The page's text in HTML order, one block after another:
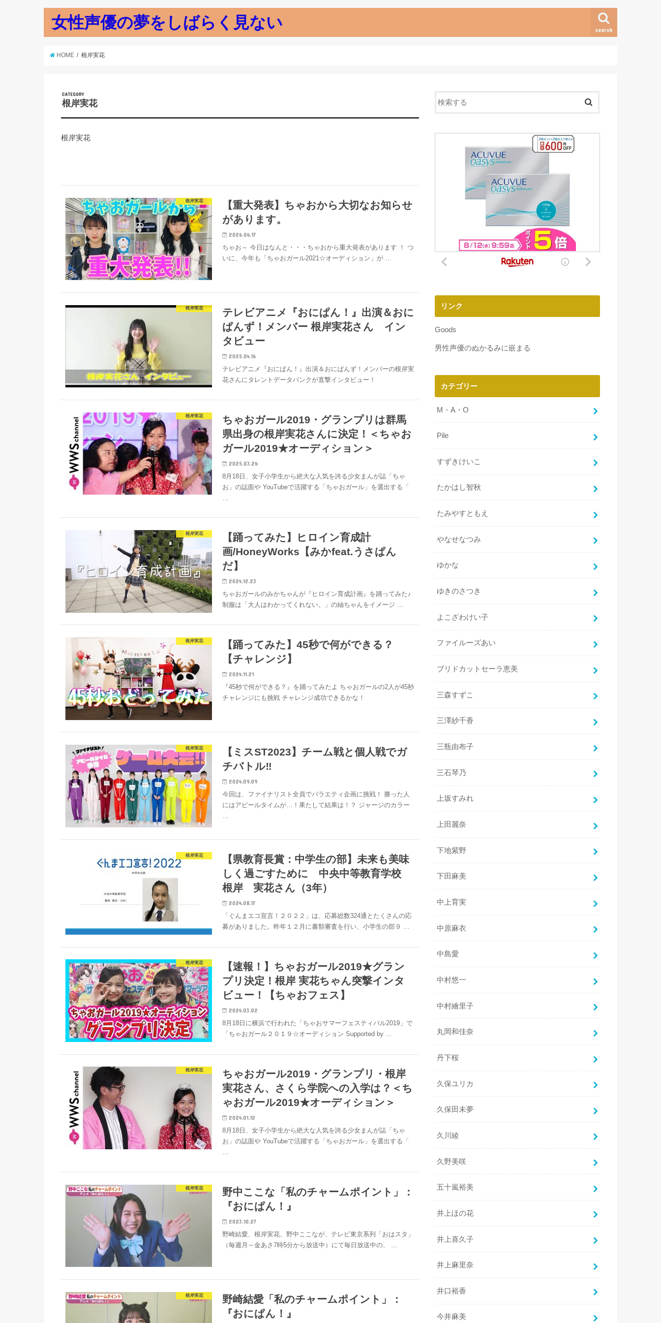
女性声優の夢をしばらく見ない search
HOME 根岸実花
CATEGORY
根岸実花
根岸実花
根岸実花
【重大発表】ちゃおから大切なお知らせ
があります。
2026.06.17
ちゃお～ 今日はなんと・・・ちゃおから重大発表があります ！ つ
いに、今年も「ちゃおガール2021☆オーディション」が …
根岸実花
テレビアニメ『おにぱん！』出演＆おに
ぱんず！メンバー 根岸実花さん イン
タビュー
2025.04.16
テレビアニメ『おにぱん！』出演＆おにぱんず！メンバーの根岸実
花さんにタレントデータバンクが直撃インタビュー！
根岸実花
ちゃおガール2019・グランプリは群馬
県出身の根岸実花さんに決定！＜ちゃお
ガール2019★オーディション＞
2025.03.26
8月18日、女子小学生から絶大な人気を誇る少女まんが誌「ちゃ
お」の誌面や YouTubeで活躍する「ちゃおガール」を選出する「
根岸実花
【踊ってみた】ヒロイン育成計
画/HoneyWorks【みかfeat.うさぱん
だ】
2024.12.23
ちゃおガールのみかちゃんが『ヒロイン育成計画』を踊ってみた♪
制服は「大人はわかってくれない。」の紬ちゃんをイメージ …
根岸実花
【踊ってみた】45秒で何ができる？
【チャレンジ】
2024.11.21
『45秒で何ができる？』を踊ってみたよ ちゃおガールの2人が45秒
チャレンジにも挑戦 チャレンジ成功できるかな！
根岸実花
【ミスST2023】チーム戦と個人戦でガ
チバトル‼
2024.09.09
今回は、ファイナリスト全員でバラエティ企画に挑戦！ 勝った人
にはアピールタイムが…！果たして結果は！？ ジャージのカラー
…
根岸実花
【県教育長賞：中学生の部】未来も美味
しく過ごすために 中央中等教育学校
根岸 実花さん（3年）
2024.08.17
「ぐんまエコ宣言！２０２２」は、応募総数324通とたくさんの応
募がありました。昨年１２月に書類審査を行い、小学生の部９ …
根岸実花
【速報！】ちゃおガール2019★グラン
プリ決定！根岸 実花ちゃん突撃インタ
ビュー！【ちゃおフェス】
2024.03.02
8月18日に横浜で行われた「ちゃおサマーフェスティバル2019」で
「ちゃおガール２０１９☆オーディション Supported by …
根岸実花
ちゃおガール2019・グランプリ・根岸
実花さん、さくら学院への入学は？＜ち
ゃおガール2019★オーディション＞
2024.01.12
8月18日、女子小学生から絶大な人気を誇る少女まんが誌「ちゃ
お」の誌面や YouTubeで活躍する「ちゃおガール」を選出する「
…
根岸実花
野中ここな「私のチャームポイント」：
『おにぱん！』
2023.10.27
野崎結愛、根岸実花、野中ここなが、テレビ東京系列「おはスタ」
（毎週月～金あさ7時5分から放送中）にて毎日放送中の、 …
根岸実花
野崎結愛「私のチャームポイント」：
『おにぱん！』
リンク
Goods
男性声優のぬかるみに嵌まる
カテゴリー
M・A・O
Pile
すずきけいこ
たかはし智秋
たみやすともえ
やなせなつみ
ゆかな
ゆきのさつき
よこざわけい子
ファイルーズあい
ブリドカットセーラ恵美
三森すずこ
三澤紗千香
三瓶由布子
三石琴乃
上坂すみれ
上田麗奈
下地紫野
下田麻美
中上育実
中原麻衣
中島愛
中村悠一
中村繪里子
丸岡和佳奈
丹下桜
久保ユリカ
久保田未夢
久川綾
久野美咲
五十嵐裕美
井上ほの花
井上喜久子
井上麻里奈
井口裕香
今井麻美